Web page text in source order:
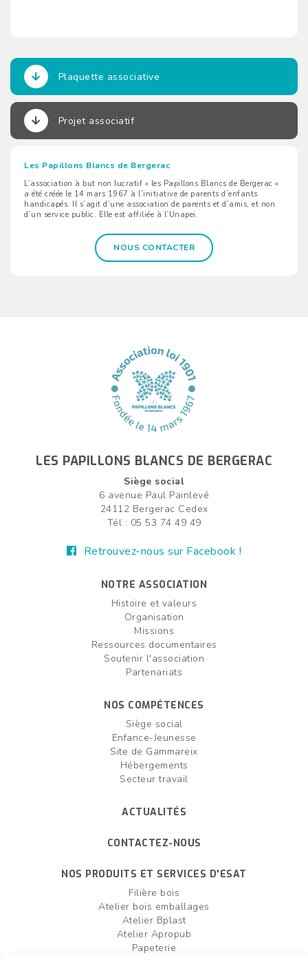
Plaquette associative
Projet associatif
Les Papillons Blancs de Bergerac
L’association à but non lucratif « les Papillons Blancs de Bergerac »
a été créée le 14 mars 1967 à l’initiative de parents d’enfants
handicapés. Il s’agit d’une association de parents et d’amis, et non
d’un service public. Elle est affiliée à l’Unapei.
NOUS CONTACTER
LES PAPILLONS BLANCS DE BERGERAC
Siège social
6 avenue Paul Painlevé
24112 Bergerac Cedex
Tél : 05 53 74 49 49
Retrouvez-nous sur Facebook !
NOTRE ASSOCIATION
Histoire et valeurs
Organisation
Missions
Ressources documentaires
Soutenir l'association
Partenariats
NOS COMPÉTENCES
Siège social
Enfance-Jeunesse
Site de Gammareix
Hébergements
Secteur travail
ACTUALITÉS
CONTACTEZ-NOUS
NOS PRODUITS ET SERVICES D'ESAT
Filière bois
Atelier bois emballages
Atelier Bplast
Atelier Apropub
Papeterie